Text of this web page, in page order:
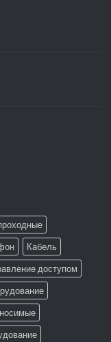
Кабель
доступом